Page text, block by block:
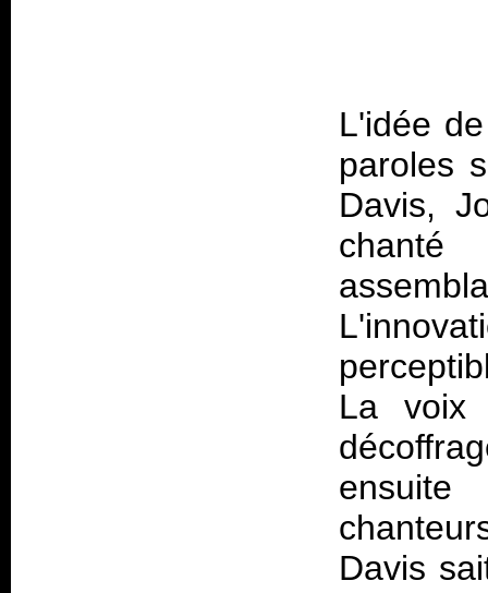
L'idée
paroles
Davis,
La voix
Davis